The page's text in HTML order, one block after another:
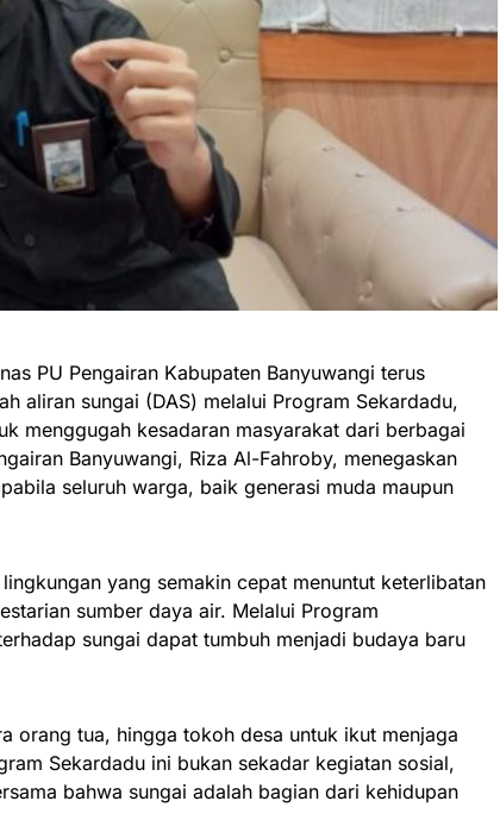
PU Pengairan Kabupaten Banyuwangi terus
aliran sungai (DAS) melalui Program Sekardadu,
menggugah kesadaran masyarakat dari berbagai
Banyuwangi, Riza Al-Fahroby, menegaskan
seluruh warga, baik generasi muda maupun
yang semakin cepat menuntut keterlibatan
sumber daya air. Melalui Program
sungai dapat tumbuh menjadi budaya baru
orang tua, hingga tokoh desa untuk ikut menjaga
Sekardadu ini bukan sekadar kegiatan sosial,
bahwa sungai adalah bagian dari kehidupan